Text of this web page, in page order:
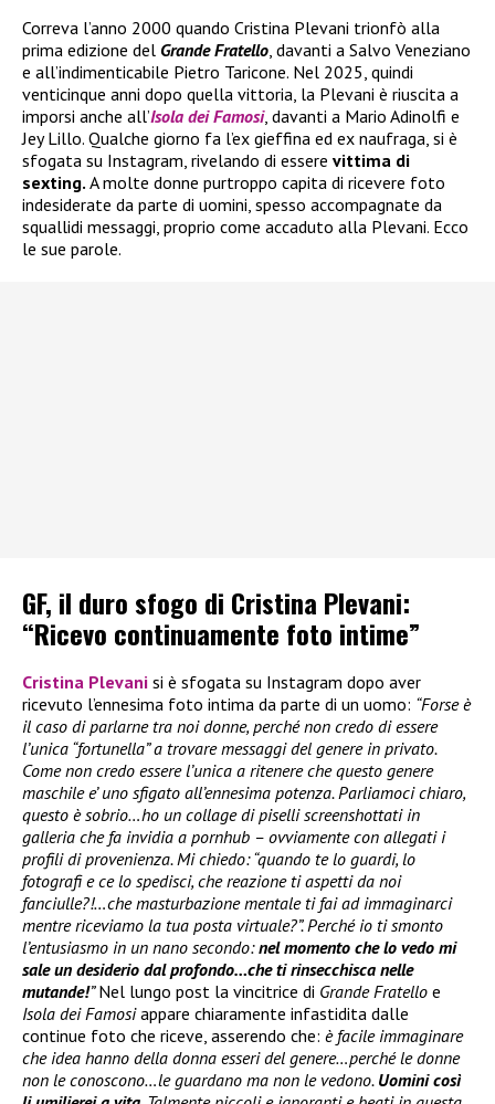
Correva l’anno 2000 quando Cristina Plevani trionfò alla
prima edizione del Grande Fratello , davanti a Salvo Veneziano
e all’indimenticabile Pietro Taricone. Nel 2025, quindi
venticinque anni dopo quella vittoria, la Plevani è riuscita a
imporsi anche all’Isola dei Famosi, davanti a Mario Adinolfi e
Jey Lillo. Qualche giorno fa l’ex gieffina ed ex naufraga, si è
sfogata su Instagram, rivelando di essere vittima di
sexting. A molte donne purtroppo capita di ricevere foto
indesiderate da parte di uomini, spesso accompagnate da
squallidi messaggi, proprio come accaduto alla Plevani. Ecco
le sue parole.
GF, il duro sfogo di Cristina Plevani:
“Ricevo continuamente foto intime”
Cristina Plevani si è sfogata su Instagram dopo aver
ricevuto l’ennesima foto intima da parte di un uomo: “Forse è
il caso di parlarne tra noi donne, perché non credo di essere
l’unica “fortunella” a trovare messaggi del genere in privato.
Come non credo essere l’unica a ritenere che questo genere
maschile e’ uno sfigato all’ennesima potenza. Parliamoci chiaro,
questo è sobrio…ho un collage di piselli screenshottati in
galleria che fa invidia a pornhub – ovviamente con allegati i
profili di provenienza. Mi chiedo: “quando te lo guardi, lo
fotografi e ce lo spedisci, che reazione ti aspetti da noi
fanciulle?!…che masturbazione mentale ti fai ad immaginarci
mentre riceviamo la tua posta virtuale?”. Perché io ti smonto
l’entusiasmo in un nano secondo:nel momento che lo vedo mi
sale un desiderio dal profondo…che ti rinsecchisca nelle
mutande!”Nel lungo post la vincitrice di Grande Fratello e
Isola dei Famosiappare chiaramente infastidita dalle
continue foto che riceve, asserendo che: è facile immaginare
che idea hanno della donna esseri del genere…perché le donne
non le conoscono…le guardano ma non le vedono. Uomini così